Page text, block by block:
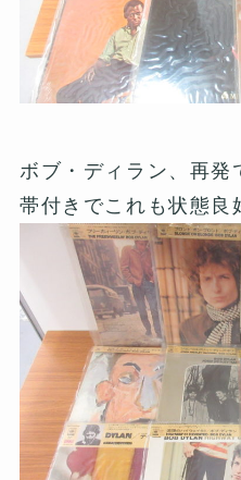
ボブ・ディラン、再
帯付きでこれも状態良